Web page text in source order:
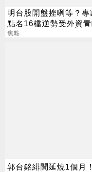
明台股開盤挫咧等？專
點名16檔逆勢受外資
焦點
郭台銘緋聞延燒1個月